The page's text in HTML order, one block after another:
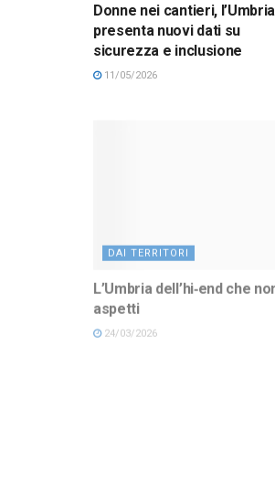
Donne nei cantieri, l’Umbria
presenta nuovi dati su
sicurezza e inclusione
11/05/2026
aspetti